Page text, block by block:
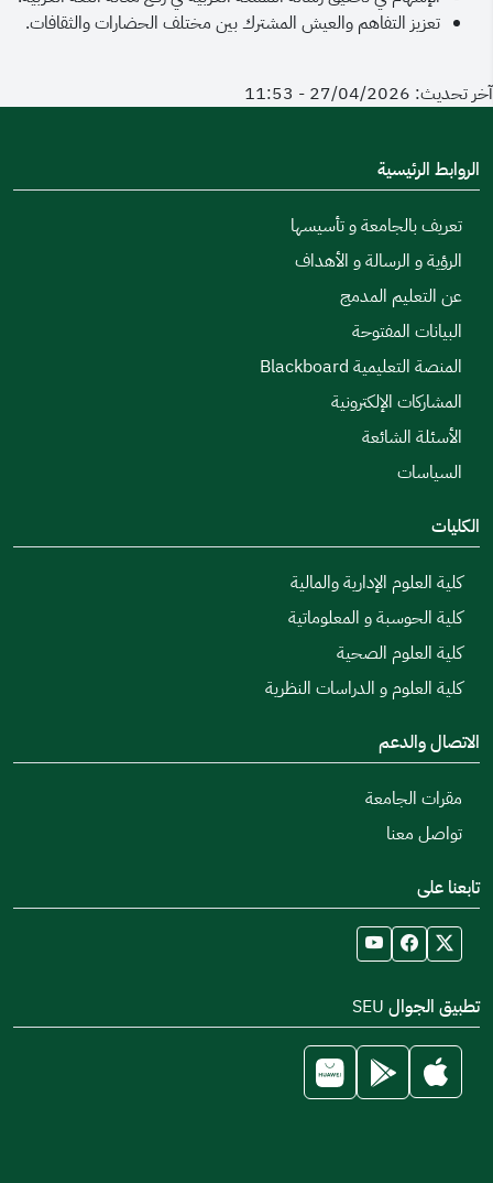
تعزيز التفاهم والعيش المشترك بين مختلف الحضارات والثقافات.
آخر تحديث: 27/04/2026 - 11:53
الروابط الرئيسية
تعريف بالجامعة و تأسيسها
الرؤية و الرسالة و الأهداف
عن التعليم المدمج
البيانات المفتوحة
المنصة التعليمية Blackboard
المشاركات الإلكترونية
الأسئلة الشائعة
السياسات
الكليات
كلية العلوم الإدارية والمالية
كلية الحوسبة و المعلوماتية
كلية العلوم الصحية
كلية العلوم و الدراسات النظرية
الاتصال والدعم
مقرات الجامعة
تواصل معنا
تابعنا على
تطبيق الجوال SEU